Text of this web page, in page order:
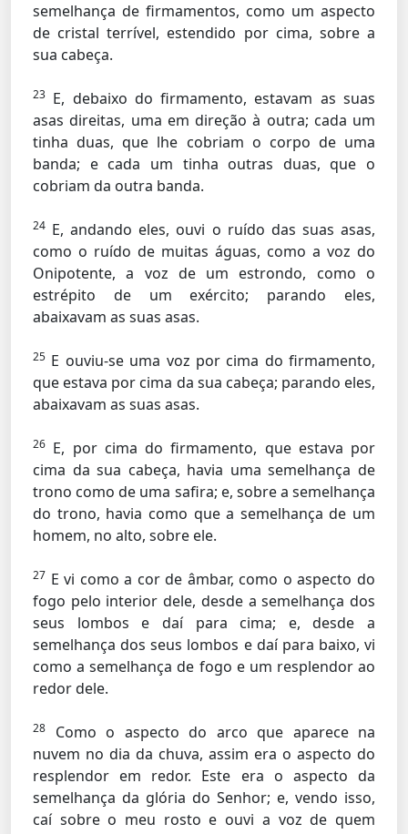
semelhança de firmamentos, como um aspecto
de cristal terrível, estendido por cima, sobre a
sua cabeça.
23 E, debaixo do firmamento, estavam as suas
asas direitas, uma em direção à outra; cada um
tinha duas, que lhe cobriam o corpo de uma
banda; e cada um tinha outras duas, que o
cobriam da outra banda.
24 E, andando eles, ouvi o ruído das suas asas,
como o ruído de muitas águas, como a voz do
Onipotente, a voz de um estrondo, como o
estrépito de um exército; parando eles,
abaixavam as suas asas.
25 E ouviu-se uma voz por cima do firmamento,
que estava por cima da sua cabeça; parando eles,
abaixavam as suas asas.
26 E, por cima do firmamento, que estava por
cima da sua cabeça, havia uma semelhança de
trono como de uma safira; e, sobre a semelhança
do trono, havia como que a semelhança de um
homem, no alto, sobre ele.
27 E vi como a cor de âmbar, como o aspecto do
fogo pelo interior dele, desde a semelhança dos
seus lombos e daí para cima; e, desde a
semelhança dos seus lombos e daí para baixo, vi
como a semelhança de fogo e um resplendor ao
redor dele.
28
Como o aspecto do arco que aparece na
nuvem no dia da chuva, assim era o aspecto do
resplendor em redor. Este era o aspecto da
semelhança da glória do Senhor; e, vendo isso,
caí sobre o meu rosto e ouvi a voz de quem